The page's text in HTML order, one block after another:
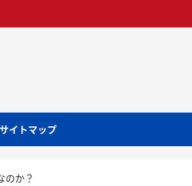
サイトマップ
のか？